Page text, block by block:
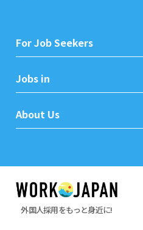
For Job Seekers
Jobs in
About Us
外国人採用をもっと身近に!